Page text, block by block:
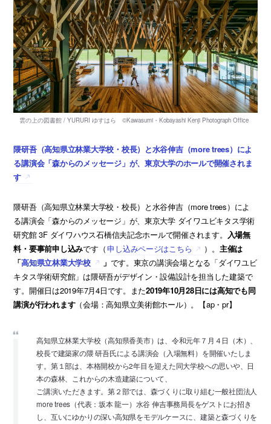
隈研吾（高知県立林業大学校・校長）と水谷伸吉（more trees）によ
る講演会「森からのメッセージ」が、東京大学のホールで開催されま
す
隈研吾（高知県立林業大学校・校長）と水谷伸吉（more trees）によ
る講演会「森からのメッセージ」が、東京大学 ダイワユビキタス学術
研究館 3F ダイワハウス石橋信夫記念ホールで開催されます。 入場無
料・要事前申し込みです（申し込みページはこちら ）。 主催は
「高知県立林業大学校 」 です。東京の講演会場となる「ダイワユビ
キタス学術研究館」は隈研吾がデザイン・設備設計を担当した建築で
す。開催日は2019年7月4日です。また2019年10月28日には高知でも同
講演が行われます（会場：高知県立美術館ホール）。【ap・pr】
高知県立林業大学校（高知県香美市）は、令和元年７月４日（木）、
校長で建築家の隈 研吾氏による講演会（入場無料）を開催いたしま
す。第１部は、本格開校から2年目を迎えた同大学校への思いや、日
本の森林、これからの木造建築について、
ご講演いただきます。第２部では、森づくりに取り組む一般社団法人
more trees（代表：坂本 龍一）水谷 伸吉事務局長をゲストにお招き
し、互いにゆかりの深い高知県をモデルケースに、建築と森づくりを